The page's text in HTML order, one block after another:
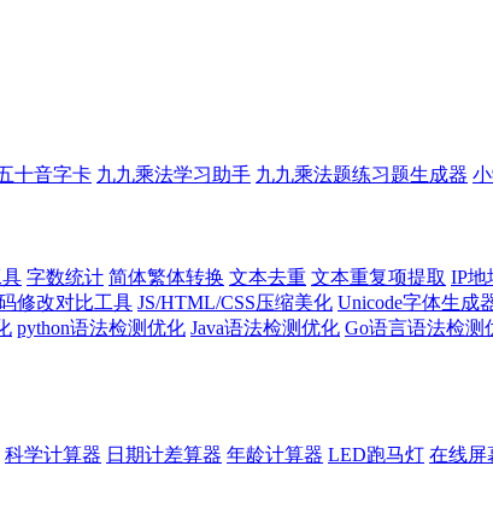
十音字卡 九九乘法学习助手 九九乘法题练习题生成器
字数统计 简体繁体转换 文本去重 文本重复项提取 IP地
修改对比工具 JS/HTML/CSS压缩美化 Unicode字体生成
python语法检测优化 Java语法检测优化 Go语言语法检测
科学计算器 日期计差算器 年龄计算器 LED跑马灯 在线屏